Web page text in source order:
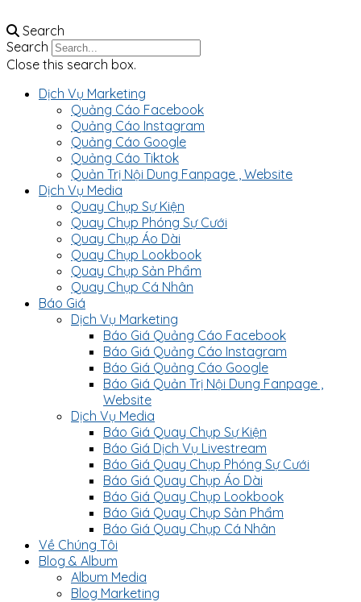
Search
Search
Close this search box.
Dịch Vụ Marketing
Quảng Cáo Facebook
Quảng Cáo Instagram
Quảng Cáo Google
Quảng Cáo Tiktok
Quản Trị Nội Dung Fanpage , Website
Dịch Vụ Media
Quay Chụp Sự Kiện
Quay Chụp Phóng Sự Cưới
Quay Chụp Áo Dài
Quay Chụp Lookbook
Quay Chụp Sản Phẩm
Quay Chụp Cá Nhân
Báo Giá
Dịch Vụ Marketing
Báo Giá Quảng Cáo Facebook
Báo Giá Quảng Cáo Instagram
Báo Giá Quảng Cáo Google
Báo Giá Quản Trị Nội Dung Fanpage ,
Website
Dịch Vụ Media
Báo Giá Quay Chụp Sự Kiện
Báo Giá Dịch Vụ Livestream
Báo Giá Quay Chụp Phóng Sự Cưới
Báo Giá Quay Chụp Áo Dài
Báo Giá Quay Chụp Lookbook
Báo Giá Quay Chụp Sản Phẩm
Báo Giá Quay Chụp Cá Nhân
Về Chúng Tôi
Blog & Album
Album Media
Blog Marketing